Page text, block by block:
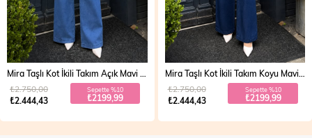
₺2.444,43
₺2.750,00 Sepette %10
₺2199,99
Vera Fermuarlı Denim Takım Açık Mavi 19298
₺2.499,99
₺2.700,00 Sepette %20
₺1999,99